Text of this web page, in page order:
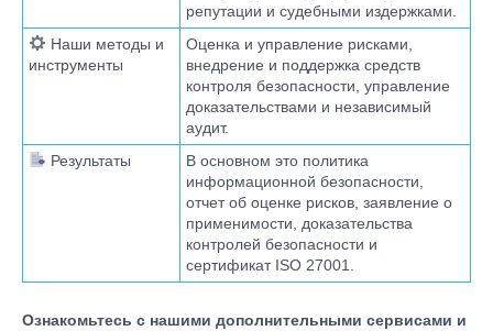
репутации и судебными издержками.
Наши методы и
инструменты
Оценка и управление рисками,
внедрение и поддержка средств
контроля безопасности, управление
доказательствами и независимый
аудит.
Результаты
В основном это политика
информационной безопасности,
отчет об оценке рисков, заявление о
применимости, доказательства
контролей безопасности и
сертификат ISO 27001.
Ознакомьтесь с нашими дополнительными сервисами и